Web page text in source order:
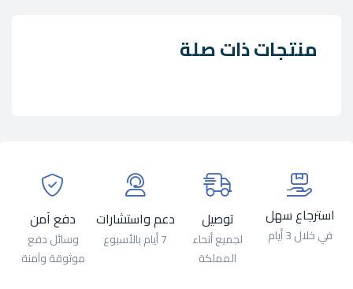
منتجات ذات صلة
استرجاع سهل
في خلال 3 أيام
توصيل
لجميع أنحاء
المملكة
دعم واستشارات
7 أيام بالأسبوع
دفع آمن
وسائل دفع
موثوقة وآمنة